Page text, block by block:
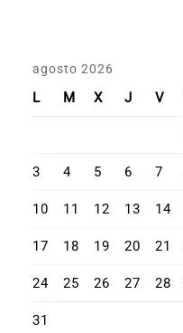
agosto 2026
L M X J V
3 4 5 6 7
10 11 12 13 14
17 18 19 20 21
24 25 26 27 28
31